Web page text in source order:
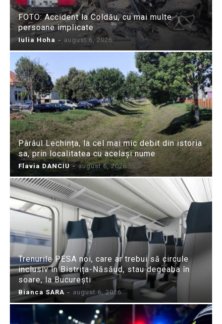
FOTO: Accident la Coldău, cu mai multe
persoane implicate
Iulia Hoha - august 6, 2026
Pârâul Lechința, la cel mai mic debit din istoria
sa, prin localitatea cu același nume
Flavia DANCIU - august 6, 2026
Trenurile PESA noi, care ar trebui să circule
inclusiv în Bistrița-Năsăud, stau degeaba în
soare, la București
Bianca SARA - august 6, 2026